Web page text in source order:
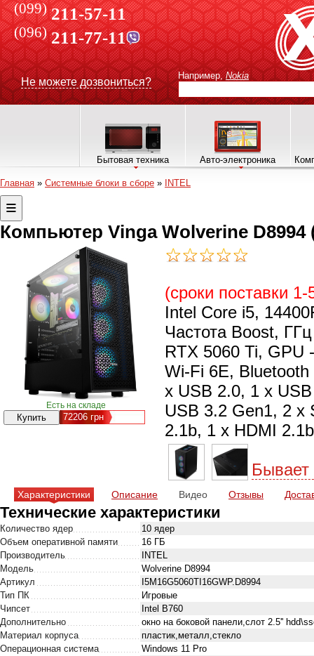
(099) 211-57-11
(096)211-77-11
Не можете дозвониться?
Например, Nokia
Бытовая техника Авто-электроника
Главная » Системные блоки в сборе » INTEL
Компьютер Vinga Wolverine D8994
Есть на складе
72206грн
(сроки поставки
Intel Core i5,
Частота Boost,
RTX 5060 Ti, GPU
Wi-Fi 6E,
x USB 2.0, 1 x
USB 3.2 Gen1, 2 x
2.1b, 1 x HDMI
Характеристики Описание Видео Отзывы
Технические характеристики
Количество ядер
10 ядер
Объем оперативной памяти
16 ГБ
Производитель
INTEL
Модель
Wolverine D8994
Артикул
I5M16G5060TI16GWP.D8994
Тип ПК
Игровые
Чипсет
Intel B760
Дополнительно
окно на боковой панели,слот 2.5''
Материал корпуса
пластик,металл,стекло
Операционная система
Windows 11 Pro